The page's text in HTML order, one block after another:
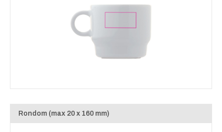
Rondom (max 20 x 160 mm)